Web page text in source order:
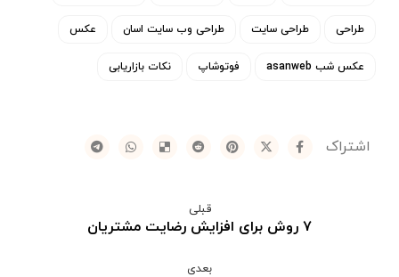
طراحی طراحی سایت طراحی وب سایت اسان عکس
عکس شب asanweb فوتوشاپ نکات بازاریابی
قبلی
۷ روش برای افزایش رضایت مشتریان
بعدی